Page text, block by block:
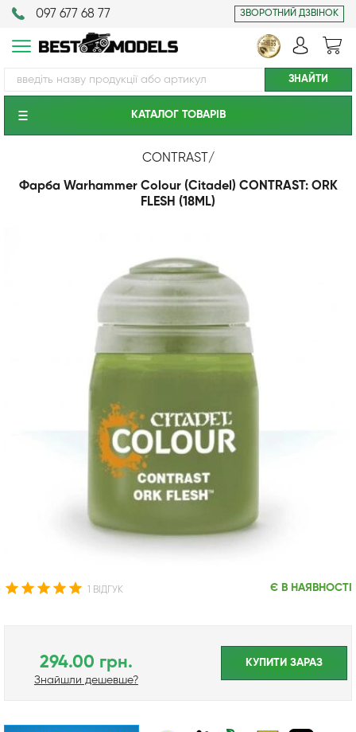
097 677 68 77 ЗВОРОТНИЙ ДЗВІНОК
КАТАЛОГ ТОВАРIВ
CONTRAST /
Фарба Warhammer Colour (Citadel) CONTRAST: ORK
FLESH (18ML)
1 ВІДГУК Є В НАЯВНОСТІ
294.00 грн.
Знайшли дешевше?
КУПИТИ ЗАРАЗ